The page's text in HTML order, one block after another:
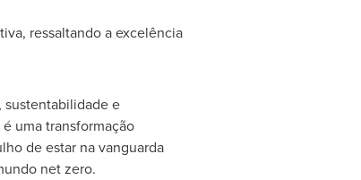
ressaltando a excelência
sustentabilidade e
uma transformação
de estar na vanguarda
net zero.